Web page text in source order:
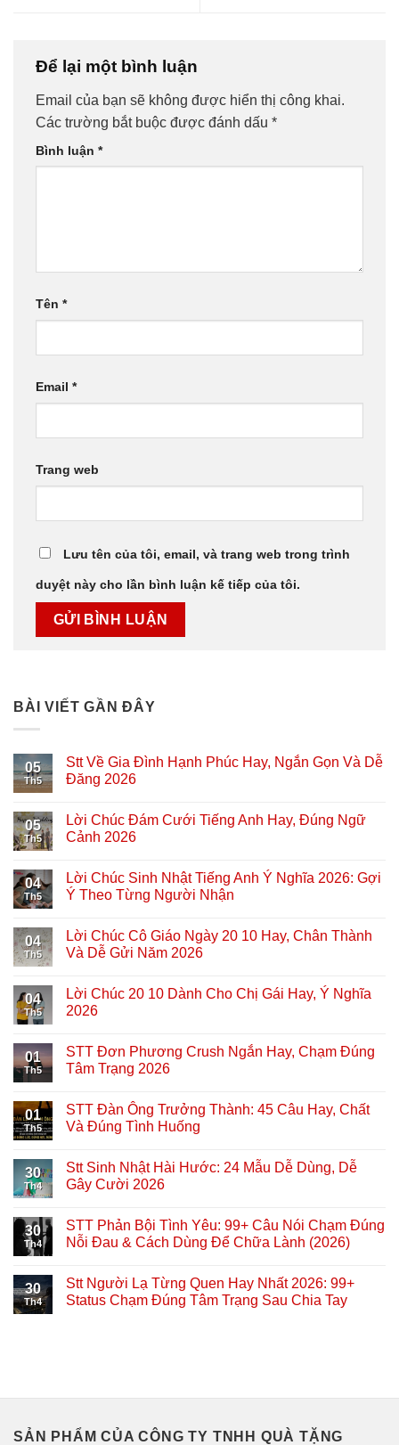
Để lại một bình luận
Email của bạn sẽ không được hiển thị công khai.
Các trường bắt buộc được đánh dấu *
Bình luận *
Tên *
Email *
Trang web
Lưu tên của tôi, email, và trang web trong trình
duyệt này cho lần bình luận kế tiếp của tôi.
BÀI VIẾT GẦN ĐÂY
05
Th5
Stt Về Gia Đình Hạnh Phúc Hay, Ngắn Gọn Và Dễ
Đăng 2026
05
Th5
Lời Chúc Đám Cưới Tiếng Anh Hay, Đúng Ngữ
Cảnh 2026
04
Th5
Lời Chúc Sinh Nhật Tiếng Anh Ý Nghĩa 2026: Gợi
Ý Theo Từng Người Nhận
04
Th5
Lời Chúc Cô Giáo Ngày 20 10 Hay, Chân Thành
Và Dễ Gửi Năm 2026
04
Th5
Lời Chúc 20 10 Dành Cho Chị Gái Hay, Ý Nghĩa
2026
01
Th5
STT Đơn Phương Crush Ngắn Hay, Chạm Đúng
Tâm Trạng 2026
01
Th5
STT Đàn Ông Trưởng Thành: 45 Câu Hay, Chất
Và Đúng Tình Huống
30
Th4
Stt Sinh Nhật Hài Hước: 24 Mẫu Dễ Dùng, Dễ
Gây Cười 2026
30
Th4
STT Phản Bội Tình Yêu: 99+ Câu Nói Chạm Đúng
Nỗi Đau & Cách Dùng Để Chữa Lành (2026)
30
Th4
Stt Người Lạ Từng Quen Hay Nhất 2026: 99+
Status Chạm Đúng Tâm Trạng Sau Chia Tay
SẢN PHẨM CỦA CÔNG TY TNHH QUÀ TẶNG